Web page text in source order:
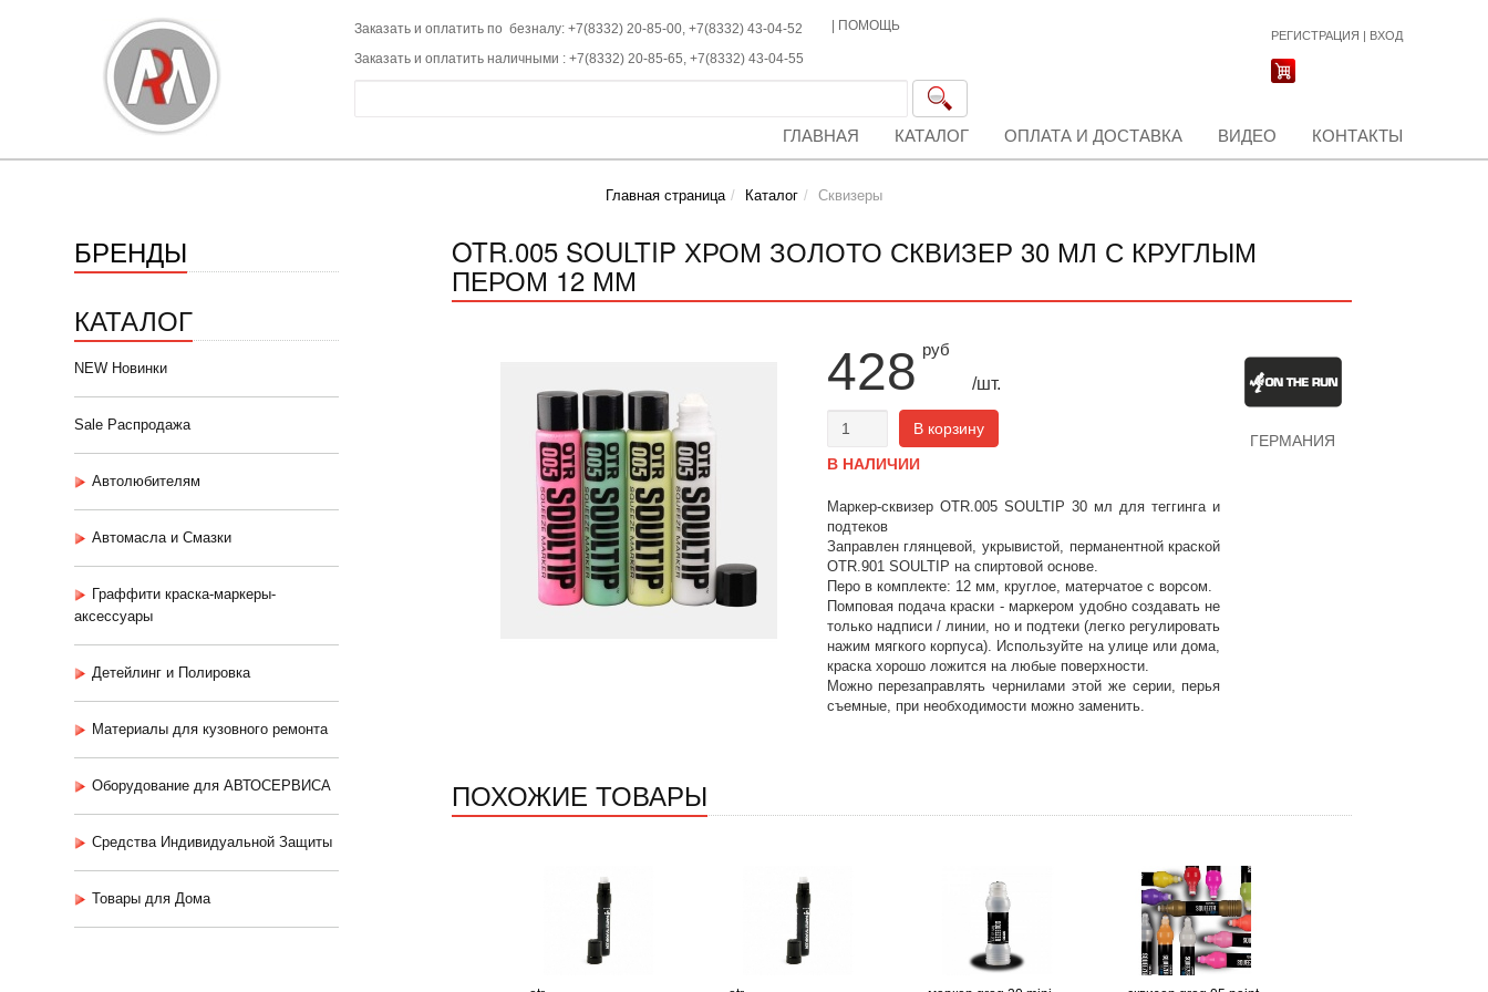
Заказать и оплатить по безналу: +7(8332) 20-85-00, +7(8332) 43-04-52
Заказать и оплатить наличными : +7(8332) 20-85-65, +7(8332) 43-04-55
ПОМОЩЬ
РЕГИСТРАЦИЯ | ВХОД
ГЛАВНАЯ КАТАЛОГ ОПЛАТА И ДОСТАВКА ВИДЕО КОНТАКТЫ
Главная страница Каталог Сквизеры
БРЕНДЫ
КАТАЛОГ
NEW Новинки
Sale Распродажа
Автолюбителям
Автомасла и Смазки
Граффити краска-маркеры-
аксессуары
Детейлинг и Полировка
Материалы для кузовного ремонта
Оборудование для АВТОСЕРВИСА
Средства Индивидуальной Защиты
Товары для Дома
OTR.005 SOULTIP ХРОМ ЗОЛОТО СКВИЗЕР 30 МЛ С КРУГЛЫМ
ПЕРОМ 12 ММ
428 руб
/шт.
В корзину
В НАЛИЧИИ
Маркер-сквизер OTR.005 SOULTIP 30 мл для теггинга и
подтеков
Заправлен глянцевой, укрывистой, перманентной краской
OTR.901 SOULTIP на спиртовой основе.
Перо в комплекте: 12 мм, круглое, матерчатое с ворсом.
Помповая подача краски - маркером удобно создавать не
только надписи / линии, но и подтеки (легко регулировать
нажим мягкого корпуса). Используйте на улице или дома,
краска хорошо ложится на любые поверхности.
Можно перезаправлять чернилами этой же серии, перья
съемные, при необходимости можно заменить.
ГЕРМАНИЯ
ПОХОЖИЕ ТОВАРЫ